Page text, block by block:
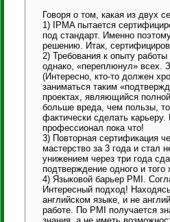
Говоря о том, какая из двух
1) IPMA пытается
под стандарт. Именно
решению. Итак,
2) Требования к опыту
однако, «переплюнул» всех.
(Интересно, кто-то должен
заниматься таким
проектах, являющийся
больше вреда, чем пользы,
фактически сделать
профессионал пока что!
3) Повторная сертификация
мастерство за 3 года и стал
унижением через три года
подтверждение одного и
4) Языковой барьер PMI.
Интересный подход!
английском языке, и не
работе. По PMI получается